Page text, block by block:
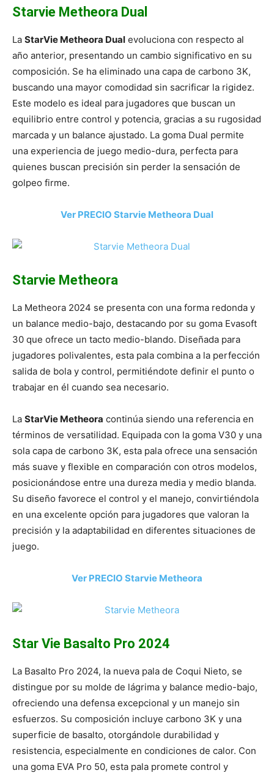
Starvie Metheora Dual
La StarVie Metheora Dual evoluciona con respecto al
año anterior, presentando un cambio significativo en su
composición. Se ha eliminado una capa de carbono 3K,
buscando una mayor comodidad sin sacrificar la rigidez.
Este modelo es ideal para jugadores que buscan un
equilibrio entre control y potencia, gracias a su rugosidad
marcada y un balance ajustado. La goma Dual permite
una experiencia de juego medio-dura, perfecta para
quienes buscan precisión sin perder la sensación de
golpeo firme.
Ver PRECIO Starvie Metheora Dual
Starvie Metheora
La Metheora 2024 se presenta con una forma redonda y
un balance medio-bajo, destacando por su goma Evasoft
30 que ofrece un tacto medio-blando. Diseñada para
jugadores polivalentes, esta pala combina a la perfección
salida de bola y control, permitiéndote definir el punto o
trabajar en él cuando sea necesario.
La StarVie Metheora continúa siendo una referencia en
términos de versatilidad. Equipada con la goma V30 y una
sola capa de carbono 3K, esta pala ofrece una sensación
más suave y flexible en comparación con otros modelos,
posicionándose entre una dureza media y medio blanda.
Su diseño favorece el control y el manejo, convirtiéndola
en una excelente opción para jugadores que valoran la
precisión y la adaptabilidad en diferentes situaciones de
juego.
Ver PRECIO Starvie Metheora
Star Vie Basalto Pro 2024
La Basalto Pro 2024, la nueva pala de Coqui Nieto, se
distingue por su molde de lágrima y balance medio-bajo,
ofreciendo una defensa excepcional y un manejo sin
esfuerzos. Su composición incluye carbono 3K y una
superficie de basalto, otorgándole durabilidad y
resistencia, especialmente en condiciones de calor. Con
una goma EVA Pro 50, esta pala promete control y